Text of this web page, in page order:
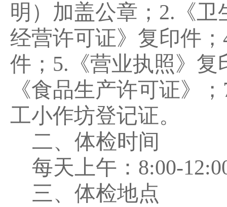
明）加盖公章；2.《
经营许可证》复印件
件；5.《营业执照》
《食品生产许可证》
工小作坊登记证。
二、 体检时间
每天上午： 8:00-
三、体检地点